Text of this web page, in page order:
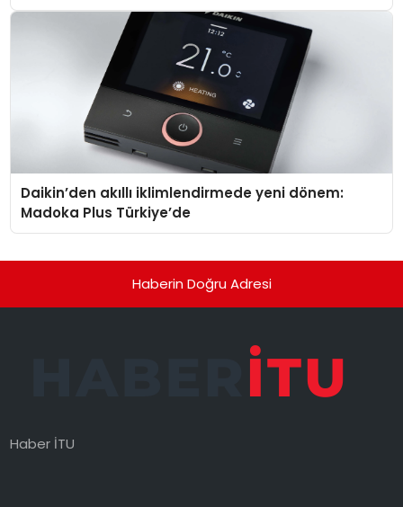
Daikin’den akıllı iklimlendirmede yeni dönem:
Madoka Plus Türkiye’de
Haberin Doğru Adresi
Haber İTU